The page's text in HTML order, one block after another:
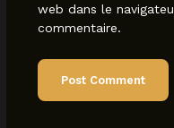
web dans le
commentaire.